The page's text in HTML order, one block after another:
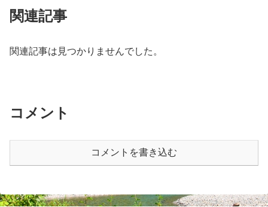
関連記事
関連記事は見つかりませんでした。
コメント
コメントを書き込む